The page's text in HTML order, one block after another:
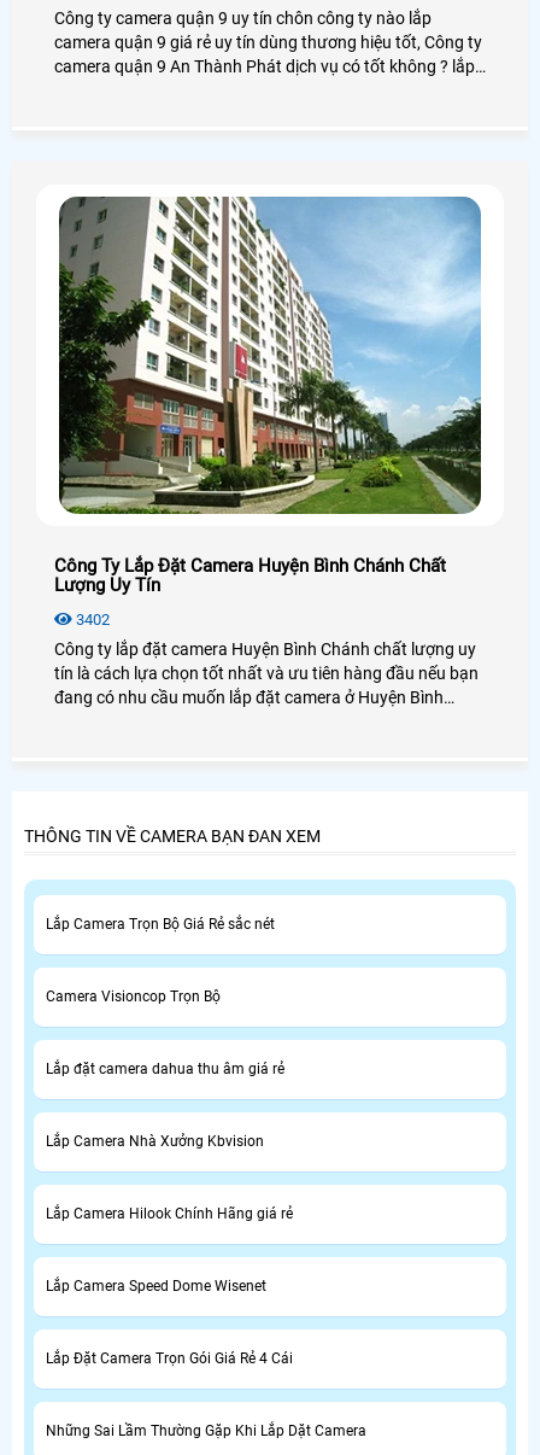
Công ty camera quận 9 uy tín chôn công ty nào lắp
camera quận 9 giá rẻ uy tín dùng thương hiệu tốt, Công ty
camera quận 9 An Thành Phát dịch vụ có tốt không ? lắp
Công Ty Lắp Đặt Camera Huyện Bình Chánh Chất
Lượng Uy Tín
3402
Công ty lắp đặt camera Huyện Bình Chánh chất lượng uy
tín là cách lựa chọn tốt nhất và ưu tiên hàng đầu nếu bạn
đang có nhu cầu muốn lắp đặt camera ở Huyện Bình
THÔNG TIN VỀ CAMERA BẠN ĐAN XEM
Lắp Camera Trọn Bộ Giá Rẻ sắc nét
Camera Visioncop Trọn Bộ
Lắp đặt camera dahua thu âm giá rẻ
Lắp Camera Nhà Xưởng Kbvision
Lắp Camera Hilook Chính Hãng giá rẻ
Lắp Camera Speed Dome Wisenet
Lắp Đặt Camera Trọn Gói Giá Rẻ 4 Cái
Những Sai Lầm Thường Gặp Khi Lắp Dặt Camera